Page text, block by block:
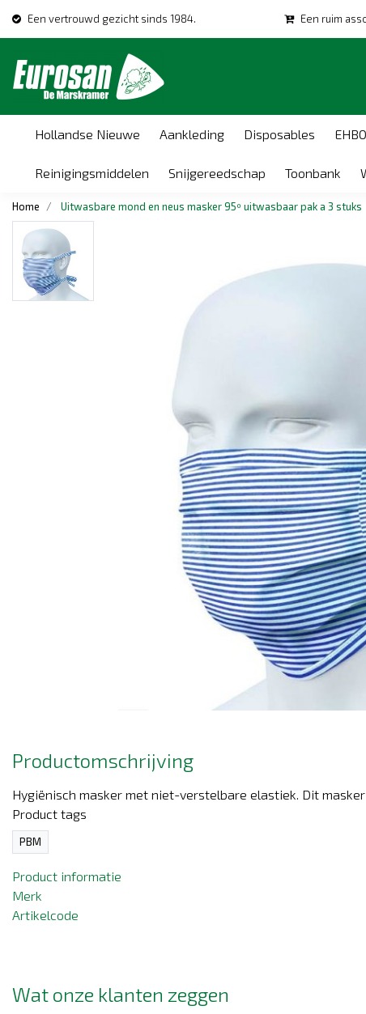
Een vertrouwd gezicht sinds 1984. Een ruim
Hollandse Nieuwe Aankleding Disposables EHBO
Reinigingsmiddelen Snijgereedschap Toonbank
Home Uitwasbare mond en neus masker 95º uitwasbaar pak a 3 stuks
Productomschrijving
Hygiënisch masker met niet-verstelbare elastiek. Dit
Product tags
PBM
Product informatie
Merk
Artikelcode
Wat onze klanten zeggen